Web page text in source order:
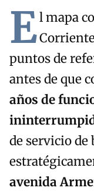
El mapa
puntos de
antes de que
años de
de servicio de
avenida